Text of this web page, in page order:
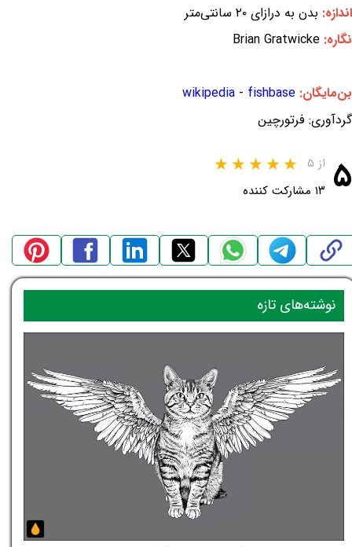
اندازه: بدن به درازای ۲۰ سانتی‌متر
نگاره: Brian Gratwicke
بن‌مایگان: wikipedia - fishbase
گردآوری: فرتورچین
۵ از ۵
۱۳ مشارکت کننده
نوشته‌های تازه